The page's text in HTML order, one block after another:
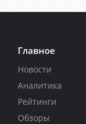
Главное
Новости
Аналитика
Рейтинги
Обзоры